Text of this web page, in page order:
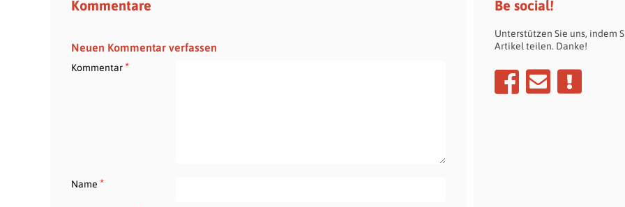
Kommentare
Neuen Kommentar verfassen
Kommentar*
Name *
Be social!
Unterstützen Sie uns, indem
Artikel teilen. Danke!